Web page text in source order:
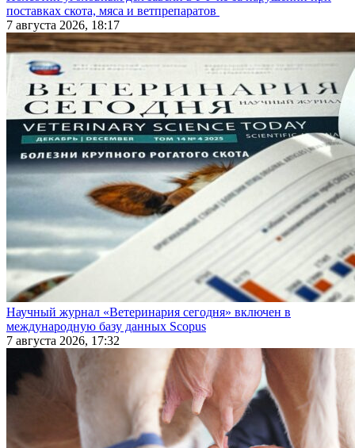
поставках скота, мяса и ветпрепаратов
7 августа 2026, 18:17
Научный журнал «Ветеринария сегодня» включен в
международную базу данных Scopus
7 августа 2026, 17:32